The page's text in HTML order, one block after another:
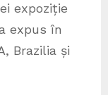
expoziție
expus în
Brazilia și